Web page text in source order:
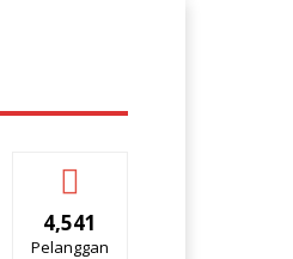
4,541
Pelanggan